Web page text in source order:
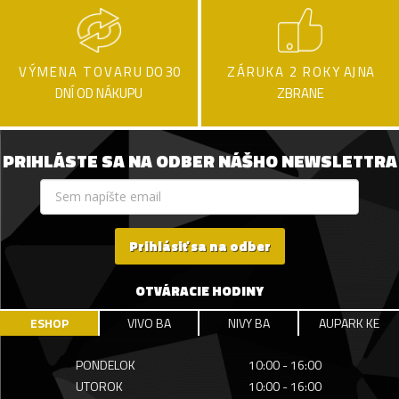
VÝMENA TOVARU DO 30
DNÍ OD NÁKUPU
ZÁRUKA 2 ROKY AJ NA
ZBRANE
PRIHLÁSTE SA NA ODBER NÁŠHO NEWSLETTRA
Prihlásiť sa na odber
OTVÁRACIE HODINY
ESHOP VIVO BA NIVY BA AUPARK KE
PONDELOK
10:00 - 16:00
UTOROK
10:00 - 16:00